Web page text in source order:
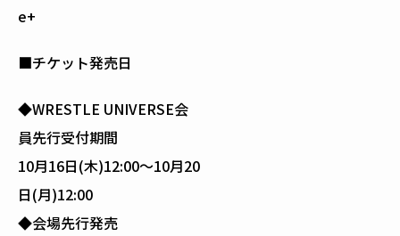
e+
■チケット発売日
◆WRESTLE UNIVERSE会
員先行受付期間
10月16日(木)12:00～10月20
日(月)12:00
◆会場先行発売